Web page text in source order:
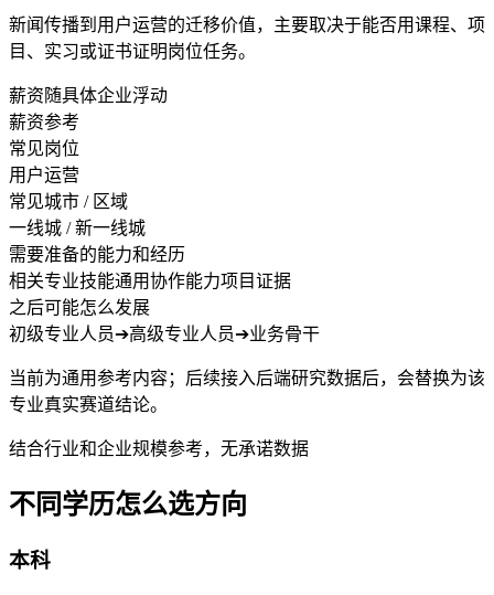
新闻传播到用户运营的迁移价值，主要取决于能否用课程、项
目、实习或证书证明岗位任务。
薪资随具体企业浮动
薪资参考
常见岗位
用户运营
常见城市 / 区域
一线城 / 新一线城
需要准备的能力和经历
相关专业技能通用协作能力项目证据
之后可能怎么发展
初级专业人员➔高级专业人员➔业务骨干
当前为通用参考内容；后续接入后端研究数据后，会替换为该
专业真实赛道结论。
结合行业和企业规模参考，无承诺数据
不同学历怎么选方向
本科